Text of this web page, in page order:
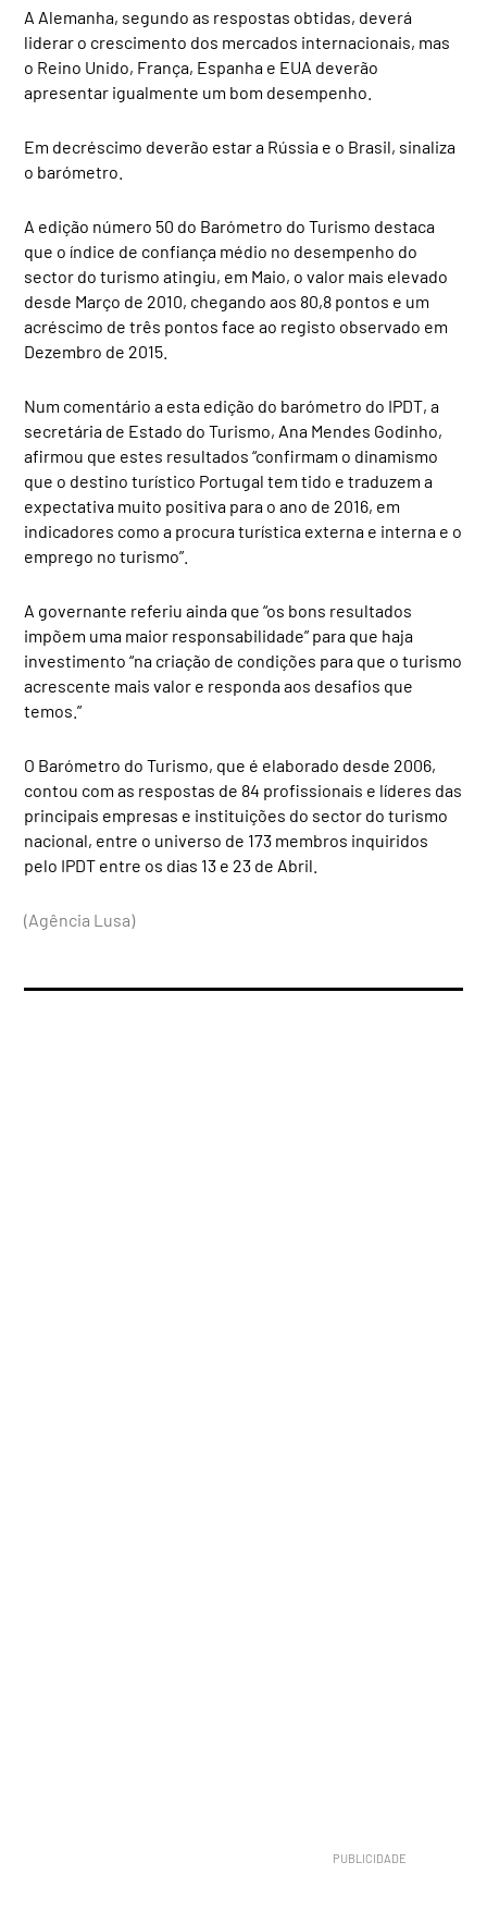
A Alemanha, segundo as respostas obtidas, deverá
liderar o crescimento dos mercados internacionais, mas
o Reino Unido, França, Espanha e EUA deverão
apresentar igualmente um bom desempenho.
Em decréscimo deverão estar a Rússia e o Brasil, sinaliza
o barómetro.
A edição número 50 do Barómetro do Turismo destaca
que o índice de confiança médio no desempenho do
sector do turismo atingiu, em Maio, o valor mais elevado
desde Março de 2010, chegando aos 80,8 pontos e um
acréscimo de três pontos face ao registo observado em
Dezembro de 2015.
Num comentário a esta edição do barómetro do IPDT, a
secretária de Estado do Turismo, Ana Mendes Godinho,
afirmou que estes resultados “confirmam o dinamismo
que o destino turístico Portugal tem tido e traduzem a
expectativa muito positiva para o ano de 2016, em
indicadores como a procura turística externa e interna e o
emprego no turismo”.
A governante referiu ainda que “os bons resultados
impõem uma maior responsabilidade” para que haja
investimento “na criação de condições para que o turismo
acrescente mais valor e responda aos desafios que
temos.”
O Barómetro do Turismo, que é elaborado desde 2006,
contou com as respostas de 84 profissionais e líderes das
principais empresas e instituições do sector do turismo
nacional, entre o universo de 173 membros inquiridos
pelo IPDT entre os dias 13 e 23 de Abril.
(Agência Lusa)